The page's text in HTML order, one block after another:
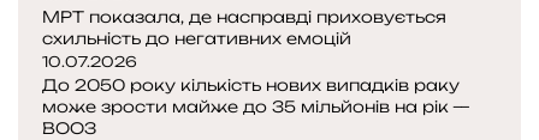
МРТ показала, де насправді приховується
схильність до негативних емоцій
10.07.2026
До 2050 року кількість нових випадків раку
може зрости майже до 35 мільйонів на рік —
ВООЗ